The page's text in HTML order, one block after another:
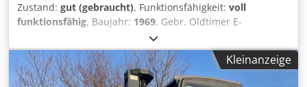
Zustand: gut (gebraucht), Funktionsfähigkeit: voll
funktionsfähig, Baujahr: 1969, Gebr. Oldtimer E-
Gabelstabler Fabrikat/Marke: PEG Typ: F1040 EB Baujahr:
ca. 1969-1970 Tragkraft: 1.000 kg bei 400 mm
Lastschwerpunkt Hubhöhe: ca. 3,30 m Chjdpfx Aey
Rdvwjdqea Leergewicht: ca. 1.540 kg mit Ladegerät
Kleinanzeige